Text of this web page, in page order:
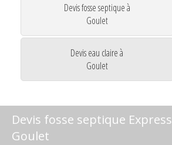
Devis fosse septique à
Goulet
Devis eau claire à
Goulet
Devis fosse septique Express
Goulet